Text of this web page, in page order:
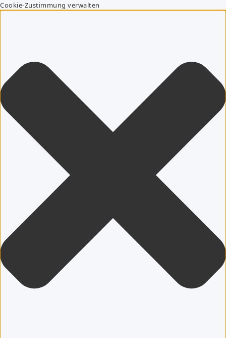
Cookie-Zustimmung verwalten